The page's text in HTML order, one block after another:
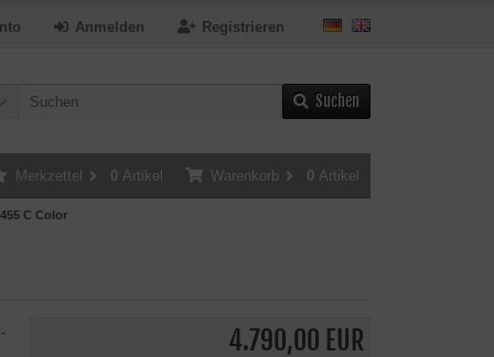
Registrieren
Anmelden
Suchen
Warenkorb 0 Artikel
Merkzettel 0 Artikel
C Color
4.790,00 EUR